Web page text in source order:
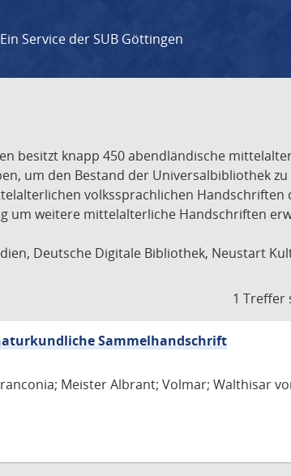
Ein Service der SUB Göttingen
besitzt knapp 450 abendländische
um den Bestand der Universalbibliothek
volkssprachlichen Handschriften
um weitere mittelalterliche Handschriften
Deutsche Digitale Bibliothek, Neustart
1 Treffer
Sammelhandschrift
Meister Albrant; Volmar; Walthisar